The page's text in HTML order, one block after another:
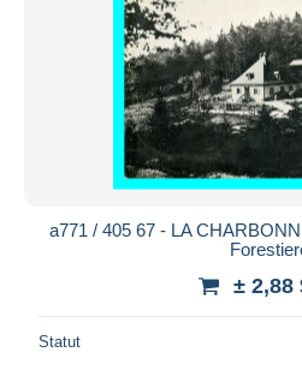
a771 / 405 67 - LA
± 2,88
Statut